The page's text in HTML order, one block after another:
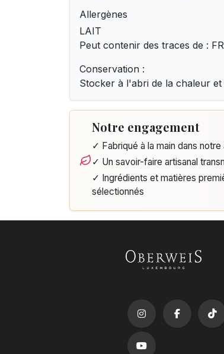
Allergènes
LAIT
Peut contenir des traces de :
Conservation :
Stocker à l'abri de la chaleur et
Notre engagement
✓ Fabriqué à la main dans
✓ Un savoir-faire artisanal
✓ Ingrédients et matières
sélectionnés